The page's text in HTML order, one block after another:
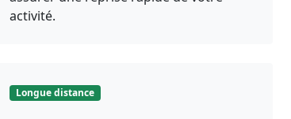
activité.
Longue distance